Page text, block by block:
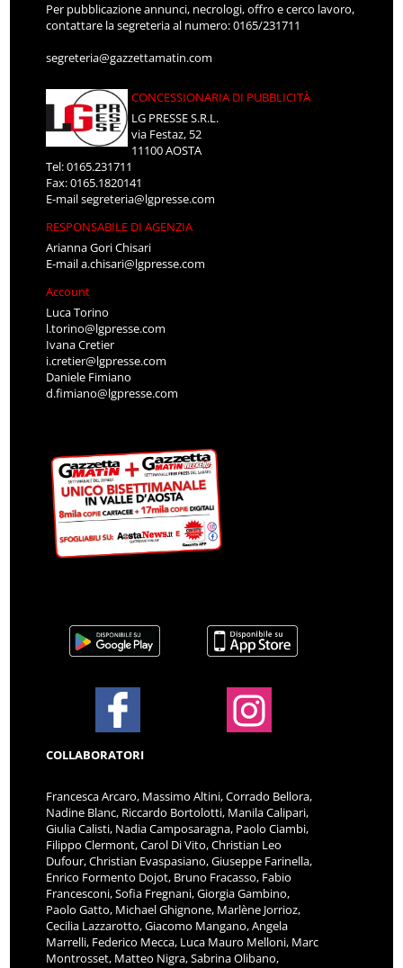
Per pubblicazione annunci, necrologi, offro e cerco lavoro,
contattare la segreteria al numero: 0165/231711
segreteria@gazzettamatin.com
CONCESSIONARIA DI PUBBLICITÀ
LG PRESSE S.R.L.
via Festaz, 52
11100 AOSTA
Tel: 0165.231711
Fax: 0165.1820141
E-mailsegreteria@lgpresse.com
RESPONSABILE DI AGENZIA
Arianna Gori Chisari
E-maila.chisari@lgpresse.com
Account
Luca Torino
l.torino@lgpresse.com
Ivana Cretier
i.cretier@lgpresse.com
Daniele Fimiano
d.fimiano@lgpresse.com
COLLABORATORI
Francesca Arcaro, Massimo Altini, Corrado Bellora,
Nadine Blanc, Riccardo Bortolotti, Manila Calipari,
Giulia Calisti, Nadia Camposaragna, Paolo Ciambi,
Filippo Clermont, Carol Di Vito, Christian Leo
Dufour, Christian Evaspasiano, Giuseppe Farinella,
Enrico Formento Dojot, Bruno Fracasso, Fabio
Francesconi, Sofia Fregnani, Giorgia Gambino,
Paolo Gatto, Michael Ghignone, Marlène Jorrioz,
Cecilia Lazzarotto, Giacomo Mangano, Angela
Marrelli, Federico Mecca, Luca Mauro Melloni, Marc
Montrosset, Matteo Nigra, Sabrina Olibano,